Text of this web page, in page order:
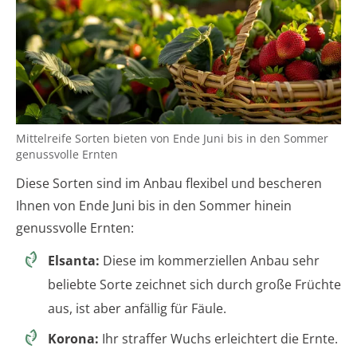
Mittelreife Sorten bieten von Ende Juni bis in den Sommer
genussvolle Ernten
Diese Sorten sind im Anbau flexibel und bescheren
Ihnen von Ende Juni bis in den Sommer hinein
genussvolle Ernten:
Elsanta: Diese im kommerziellen Anbau sehr
beliebte Sorte zeichnet sich durch große Früchte
aus, ist aber anfällig für Fäule.
Korona: Ihr straffer Wuchs erleichtert die Ernte.